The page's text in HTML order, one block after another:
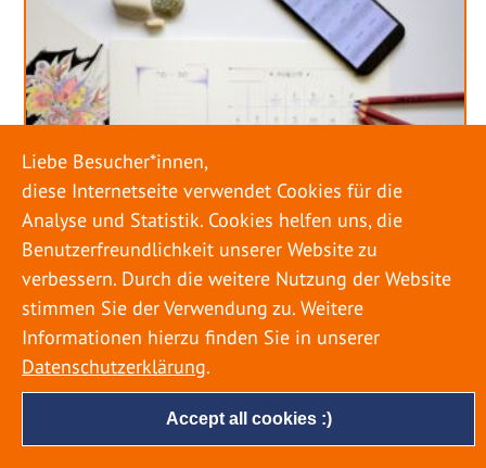
URLAUB RICHTIG PLANEN – ROHRBRUCH
VERHINDERN
18. MAI 2022
Accept all cookies :)
Liebe Besucher*innen,
diese Internetseite verwendet Cookies für die
Analyse und Statistik. Cookies helfen uns, die
Benutzerfreundlichkeit unserer Website zu
verbessern. Durch die weitere Nutzung der Website
stimmen Sie der Verwendung zu. Weitere
Informationen hierzu finden Sie in unserer
Datenschutzerklärung.